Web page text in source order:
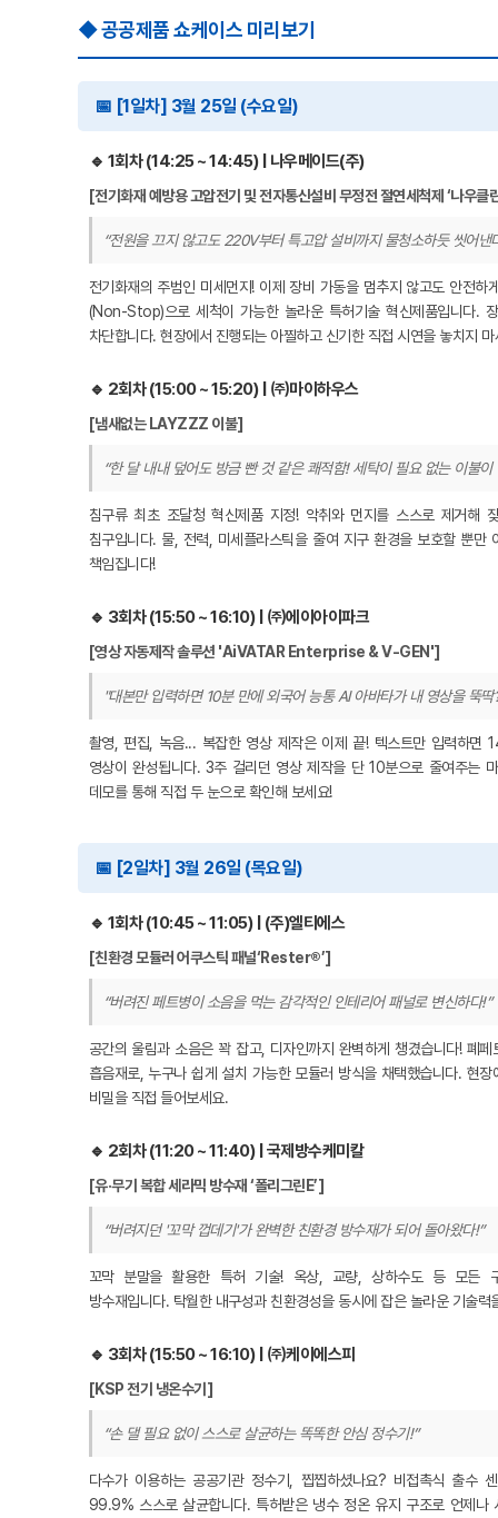
◆ 공공제품 쇼케이스 미리보기
📅 [1일차] 3월 25일 (수요일)
🔹 1회차 (14:25 ~ 14:45) | 나우메이드(주)
[전기화재 예방용 고압전기 및 전자통신설비 무정전 절연세척제 ‘나우클
“전원을 끄지 않고도 220V부터 특고압 설비까지 물청소하듯 씻어낸
전기화재의 주범인 미세먼지! 이제 장비 가동을 멈추지 않고도 안전하
(Non-Stop)으로 세척이 가능한 놀라운 특허기술 혁신제품입니다.
차단합니다. 현장에서 진행되는 아찔하고 신기한 직접 시연을 놓치지 마
🔹 2회차 (15:00 ~ 15:20) | ㈜마이하우스
[냄새없는 LAYZZZ 이불]
“한 달 내내 덮어도 방금 빤 것 같은 쾌적함! 세탁이 필요 없는 이불이
침구류 최초 조달청 혁신제품 지정! 악취와 먼지를 스스로 제거해
침구입니다. 물, 전력, 미세플라스틱을 줄여 지구 환경을 보호할 뿐만
책임집니다!
🔹 3회차 (15:50 ~ 16:10) | ㈜에이아이파크
[영상 자동제작 솔루션 'AiVATAR Enterprise & V-GEN']
"대본만 입력하면 10분 만에 외국어 능통 AI 아바타가 내 영상을 뚝딱
촬영, 편집, 녹음... 복잡한 영상 제작은 이제 끝! 텍스트만 입력하면
영상이 완성됩니다. 3주 걸리던 영상 제작을 단 10분으로 줄여주는
데모를 통해 직접 두 눈으로 확인해 보세요!
📅 [2일차] 3월 26일 (목요일)
🔹 1회차 (10:45 ~ 11:05) | (주)엘티에스
[친환경 모듈러 어쿠스틱 패널‘Rester®’]
“버려진 페트병이 소음을 먹는 감각적인 인테리어 패널로 변신하다!”
공간의 울림과 소음은 꽉 잡고, 디자인까지 완벽하게 챙겼습니다! 폐
흡음재로, 누구나 쉽게 설치 가능한 모듈러 방식을 채택했습니다. 현
비밀을 직접 들어보세요.
🔹 2회차 (11:20 ~ 11:40) | 국제방수케미칼
[유·무기 복합 세라믹 방수재 ‘폴리그린E’]
“버려지던 '꼬막 껍데기'가 완벽한 친환경 방수재가 되어 돌아왔다!”
꼬막 분말을 활용한 특허 기술! 옥상, 교량, 상하수도 등 모든
방수재입니다. 탁월한 내구성과 친환경성을 동시에 잡은 놀라운 기술력
🔹 3회차 (15:50 ~ 16:10) | ㈜케이에스피
[KSP 전기 냉온수기]
“손 댈 필요 없이 스스로 살균하는 똑똑한 안심 정수기!”
다수가 이용하는 공공기관 정수기, 찝찝하셨나요? 비접촉식 출수
99.9% 스스로 살균합니다. 특허받은 냉수 정온 유지 구조로 언제나